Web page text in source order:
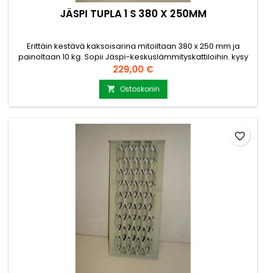
JÄSPI TUPLA 1 S 380 X 250MM
Erittäin kestävä kaksoisarina mitoiltaan 380 x 250 mm ja
painoltaan 10 kg. Sopii Jäspi-keskuslämmityskattiloihin. kysy
lisätietoja ja lisämittoja myynti@puuvirrat.fi
Hinta
229,00 €
 Ostoskoriin
favorite_border